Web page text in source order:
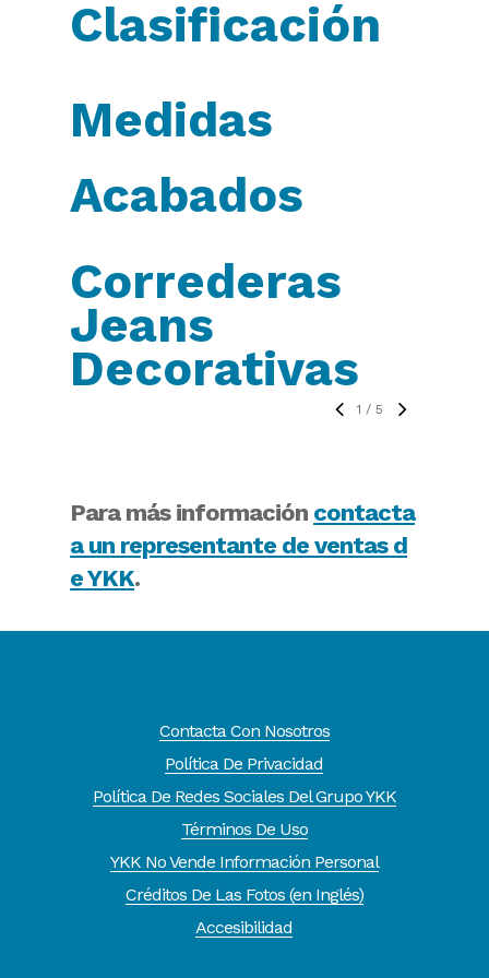
Clasificación
Medidas
Acabados
Correderas
Jeans
Decorativas
1 / 5
Para más información contacta
a un representante de ventas d
e YKK.
Contacta Con Nosotros
Política De Privacidad
Política De Redes Sociales Del Grupo YKK
Términos De Uso
YKK No Vende Información Personal
Créditos De Las Fotos (en Inglés)
Accesibilidad